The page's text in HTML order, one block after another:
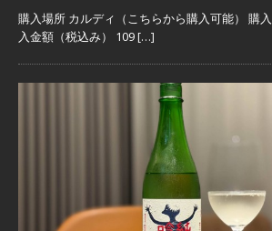
購入場所 カルディ（こちらから購入可能） 購
入金額（税込み） 109[…]